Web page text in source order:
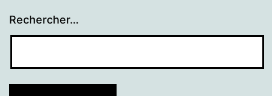
Rechercher…